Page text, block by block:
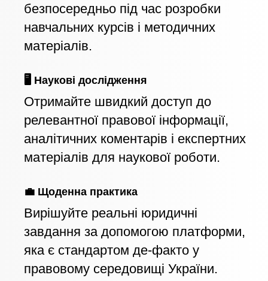
безпосередньо під час розробки
навчальних курсів і методичних
матеріалів.
🖥️ Наукові дослідження
Отримайте швидкий доступ до
релевантної правової інформації,
аналітичних коментарів і експертних
матеріалів для наукової роботи.
💼 Щоденна практика
Вирішуйте реальні юридичні
завдання за допомогою платформи,
яка є стандартом де-факто у
правовому середовищі України.